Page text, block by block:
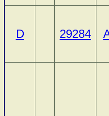
D 29284